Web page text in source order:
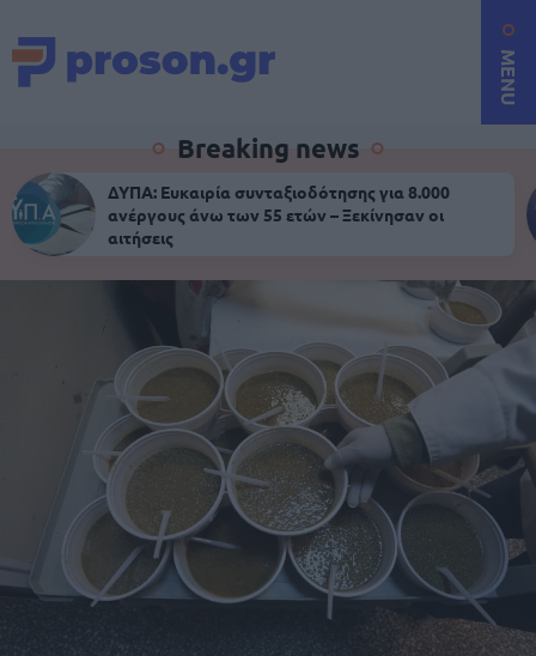
MENU
Breaking news
ΔΥΠΑ: Ευκαιρία συνταξιοδότησης για 8.000
ανέργους άνω των 55 ετών – Ξεκίνησαν οι
αιτήσεις